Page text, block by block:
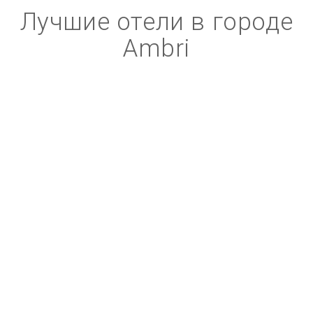
Лучшие отели в городе
Ambri